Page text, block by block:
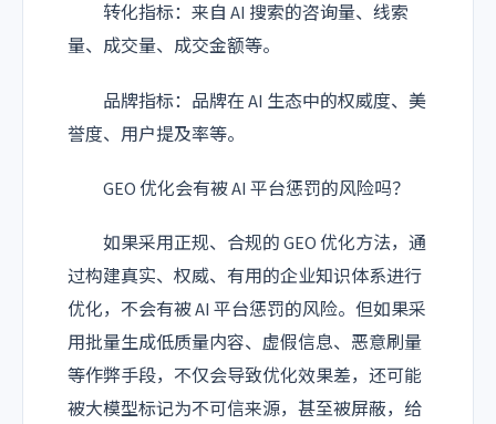
转化指标：来自 AI 搜索的咨询量、线索
量、成交量、成交金额等。
品牌指标：品牌在 AI 生态中的权威度、美
誉度、用户提及率等。
GEO 优化会有被 AI 平台惩罚的风险吗？
如果采用正规、合规的 GEO 优化方法，通
过构建真实、权威、有用的企业知识体系进行
优化，不会有被 AI 平台惩罚的风险。但如果采
用批量生成低质量内容、虚假信息、恶意刷量
等作弊手段，不仅会导致优化效果差，还可能
被大模型标记为不可信来源，甚至被屏蔽，给